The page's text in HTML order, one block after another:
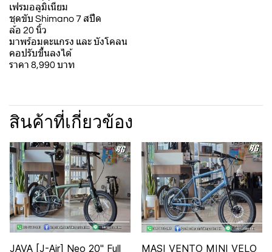
เฟรมอลูมิเนียม
ชุดขับ Shimano 7 สปีด
ล้อ 20 นิ้ว
มาพร้อมตะแกรง และ บังโคลน
คอปรับขึ้นลงได้
ราคา 8,990 บาท
สินค้าที่เกี่ยวข้อง
JAVA [J-Air] Neo 20" Full
MASI VENTO MINI VELO